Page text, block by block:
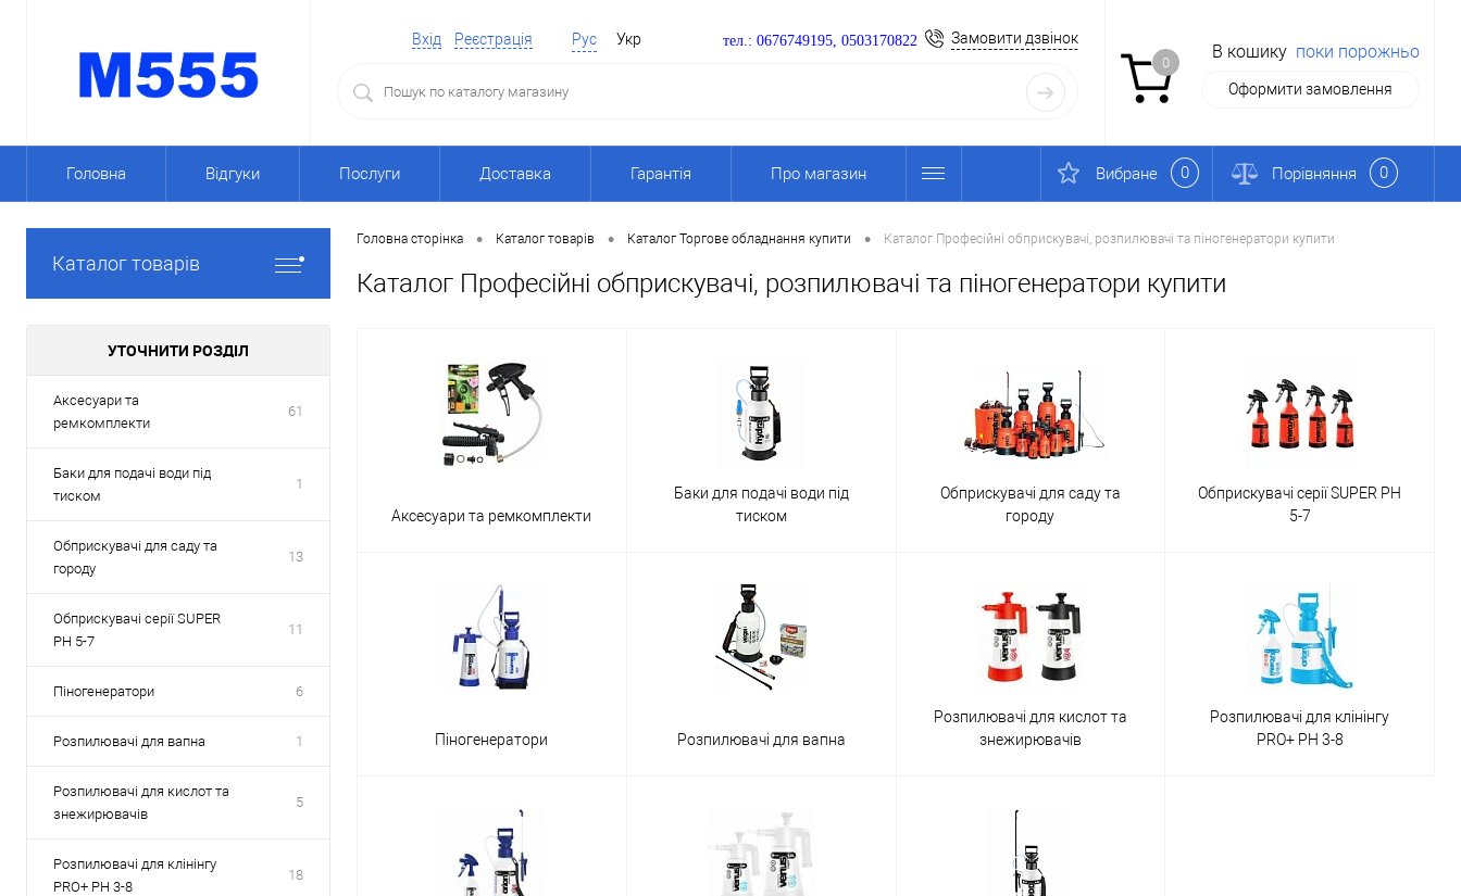
Вхід Реєстрація Рус Укр тел.: 0676749195, 0503170822 Замовити дзвінок
0
В кошику поки порожньо
Оформити замовлення
Головна Відгуки Послуги Доставка Гарантія Про магазин Вибране 0 Порівняння 0
Каталог товарів
УТОЧНИТИ РОЗДІЛ
Аксесуари та
ремкомплекти
61
Баки для подачі води під
тиском
1
Обприскувачі для саду та
городу
13
Обприскувачі серії SUPER
PH 5-7
11
Піногенератори 6
Розпилювачі для вапна 1
Розпилювачі для кислот та
знежирювачів
5
Розпилювачі для клінінгу
PRO+ PH 3-8
18
Головна сторінка • Каталог товарів • Каталог Торгове обладнання купити • Каталог Професійні обприскувачі, розпилювачі та піногенератори купити
Каталог Професійні обприскувачі, розпилювачі та піногенератори купити
Аксесуари та ремкомплекти
Баки для подачі води під
тиском
Обприскувачі для саду та
городу
Обприскувачі серії SUPER PH
5-7
Піногенератори Розпилювачі для вапна
Розпилювачі для кислот та
знежирювачів
Розпилювачі для клінінгу
PRO+ PH 3-8